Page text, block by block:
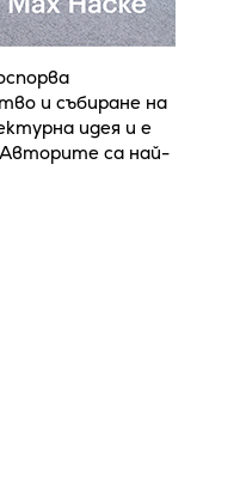
и събиране на
идея и е
Авторите са най-